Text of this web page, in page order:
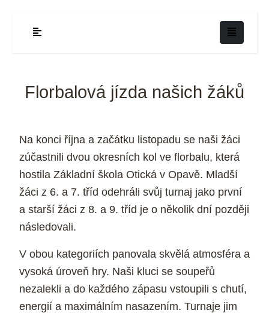
Florbalová jízda našich žáků
Na konci října a začátku listopadu se naši žáci
zúčastnili dvou okresních kol ve florbalu, která
hostila Základní škola Otická v Opavě. Mladší
žáci z 6. a 7. tříd odehráli svůj turnaj jako první
a starší žáci z 8. a 9. tříd je o několik dní později
následovali.
V obou kategoriích panovala skvělá atmosféra a
vysoká úroveň hry. Naši kluci se soupeřů
nezalekli a do každého zápasu vstoupili s chutí,
energií a maximálním nasazením. Turnaje jim